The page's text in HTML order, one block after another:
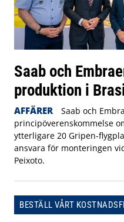
Saab och
produktion i
AFFÄRER
Saab och
principöverenskommelse
ytterligare 20 Gripen-
ansvara för monteringen
Peixoto.
BESTÄLL VÅRT